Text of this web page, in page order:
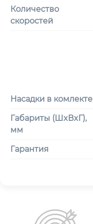
Количество
скоростей
Насадки в комлекте
Габариты (ШxВxГ),
мм
Гарантия